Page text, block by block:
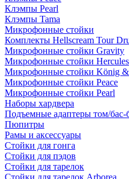
Клэмпы Pearl
Клэмпы Tama
Микрофонные стойки
Комплекты Hellscream Tour
Микрофонные стойки Gravity
Микрофонные стойки Hercules
Микрофонные стойки König
Микрофонные стойки Peace
Микрофонные стойки Pearl
Наборы хардвера
Подъемные адаптеры том/бас-
Пюпитры
Рамы и аксессуары
Стойки для гонга
Стойки для пэдов
Стойки для тарелок
Стойки для тарелок Arborea